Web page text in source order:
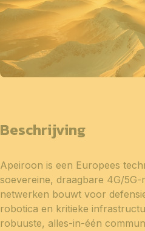
Beschrijving
Apeiroon is een Europees
soevereine, draagbare 4G/
netwerken bouwt voor
robotica en kritieke
robuuste, alles-in-één